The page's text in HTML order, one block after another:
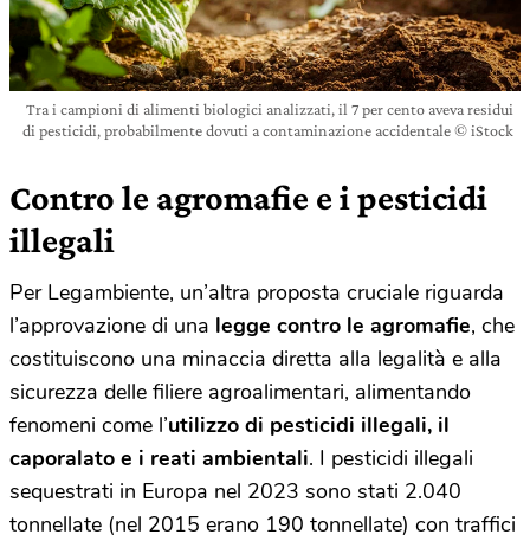
Tra i campioni di alimenti biologici analizzati, il 7 per cento aveva residui
di pesticidi, probabilmente dovuti a contaminazione accidentale © iStock
Contro le agromafie e i pesticidi
illegali
Per Legambiente, un’altra proposta cruciale riguarda
l’approvazione di una legge contro le agromafie, che
costituiscono una minaccia diretta alla legalità e alla
sicurezza delle filiere agroalimentari, alimentando
fenomeni come l’utilizzo di pesticidi illegali, il
caporalato e i reati ambientali. I pesticidi illegali
sequestrati in Europa nel 2023 sono stati 2.040
tonnellate (nel 2015 erano 190 tonnellate) con traffici